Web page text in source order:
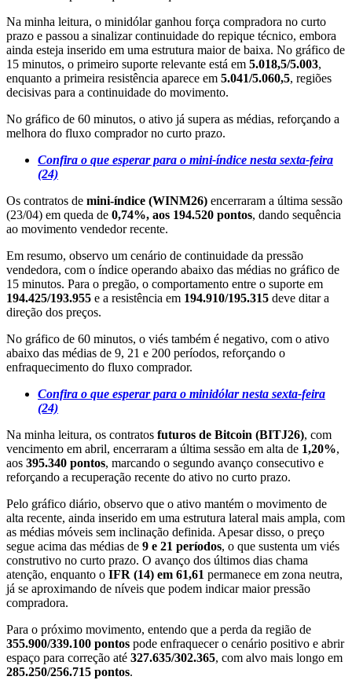
Na minha leitura, o minidólar ganhou força compradora no curto
prazo e passou a sinalizar continuidade do repique técnico, embora
ainda esteja inserido em uma estrutura maior de baixa. No gráfico de
15 minutos, o primeiro suporte relevante está em 5.018,5/5.003,
enquanto a primeira resistência aparece em 5.041/5.060,5, regiões
decisivas para a continuidade do movimento.
No gráfico de 60 minutos, o ativo já supera as médias, reforçando a
melhora do fluxo comprador no curto prazo.
Confira o que esperar para o mini-índice nesta sexta-feira
(24)
Os contratos de mini-índice (WINM26) encerraram a última sessão
(23/04) em queda de 0,74%, aos 194.520 pontos, dando sequência
ao movimento vendedor recente.
Em resumo, observo um cenário de continuidade da pressão
vendedora, com o índice operando abaixo das médias no gráfico de
15 minutos. Para o pregão, o comportamento entre o suporte em
194.425/193.955 e a resistência em 194.910/195.315 deve ditar a
direção dos preços.
No gráfico de 60 minutos, o viés também é negativo, com o ativo
abaixo das médias de 9, 21 e 200 períodos, reforçando o
enfraquecimento do fluxo comprador.
Confira o que esperar para o minidólar nesta sexta-feira
(24)
Na minha leitura, os contratos futuros de Bitcoin (BITJ26), com
vencimento em abril, encerraram a última sessão em alta de 1,20%,
aos 395.340 pontos, marcando o segundo avanço consecutivo e
reforçando a recuperação recente do ativo no curto prazo.
Pelo gráfico diário, observo que o ativo mantém o movimento de
alta recente, ainda inserido em uma estrutura lateral mais ampla, com
as médias móveis sem inclinação definida. Apesar disso, o preço
segue acima das médias de 9 e 21 períodos, o que sustenta um viés
construtivo no curto prazo. O avanço dos últimos dias chama
atenção, enquanto o IFR (14) em 61,61 permanece em zona neutra,
já se aproximando de níveis que podem indicar maior pressão
compradora.
Para o próximo movimento, entendo que a perda da região de
355.900/339.100 pontos pode enfraquecer o cenário positivo e abrir
espaço para correção até 327.635/302.365, com alvo mais longo em
285.250/256.715 pontos.